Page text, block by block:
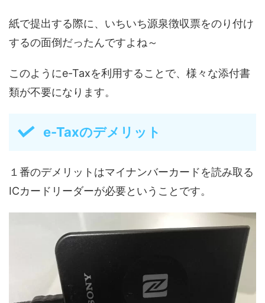
紙で提出する際に、いちいち源泉徴収票をのり付け
するの面倒だったんですよね～
このようにe-Taxを利用することで、様々な添付書
類が不要になります。
e-Taxのデメリット
１番のデメリットはマイナンバーカードを読み取る
ICカードリーダーが必要ということです。